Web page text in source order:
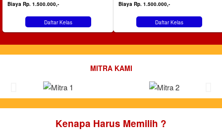
Biaya Rp. 1.500.000,-
Daftar Kelas
Biaya Rp. 1.500.000,-
Daftar Kelas
MITRA KAMI
Kenapa Harus Memilih ?